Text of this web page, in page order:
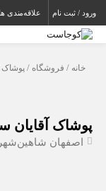
ورود / ثبت نام علاقه‌مندی ها
خانه / فروشگاه / پوشاک
پوشاک آقایان
اصفهان شاهین‌شهر